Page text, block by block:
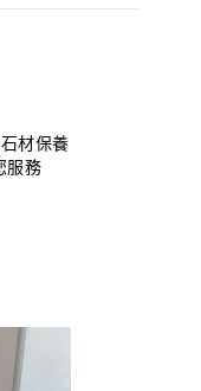
材保養
服務